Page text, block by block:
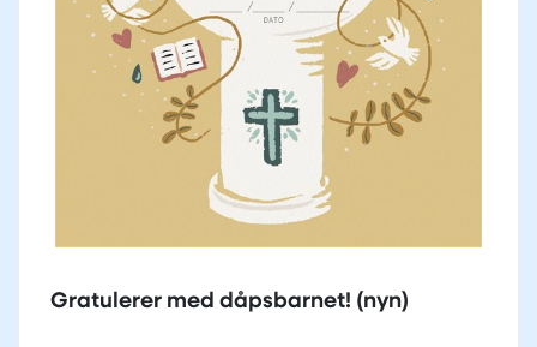
Gratulerer med dåpsbarnet! (nyn)